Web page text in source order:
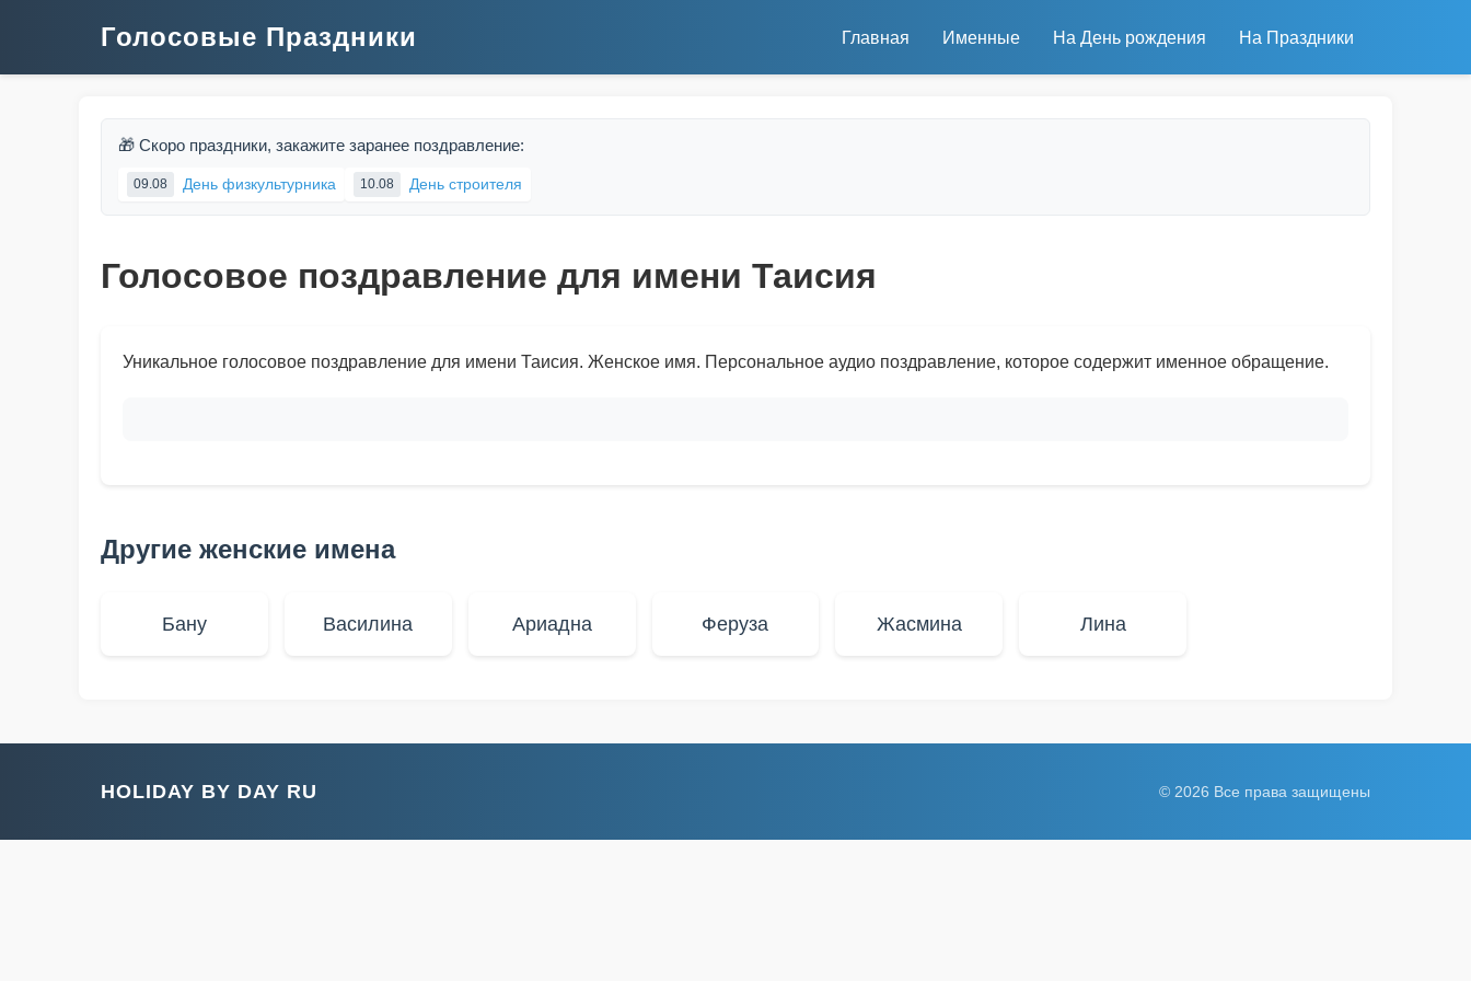
Голосовые Праздники Главная Именные На День рождения На Праздники
🎁 Скоро праздники, закажите заранее поздравление:
09.08 День физкультурника 10.08 День строителя
Голосовое поздравление для имени Таисия
Уникальное голосовое поздравление для имени Таисия. Женское имя. Персональное аудио поздравление, которое содержит именное обращение.
Другие женские имена
Бану Василина Ариадна Феруза Жасмина Лина
HOLIDAY BY DAY RU © 2026 Все права защищены